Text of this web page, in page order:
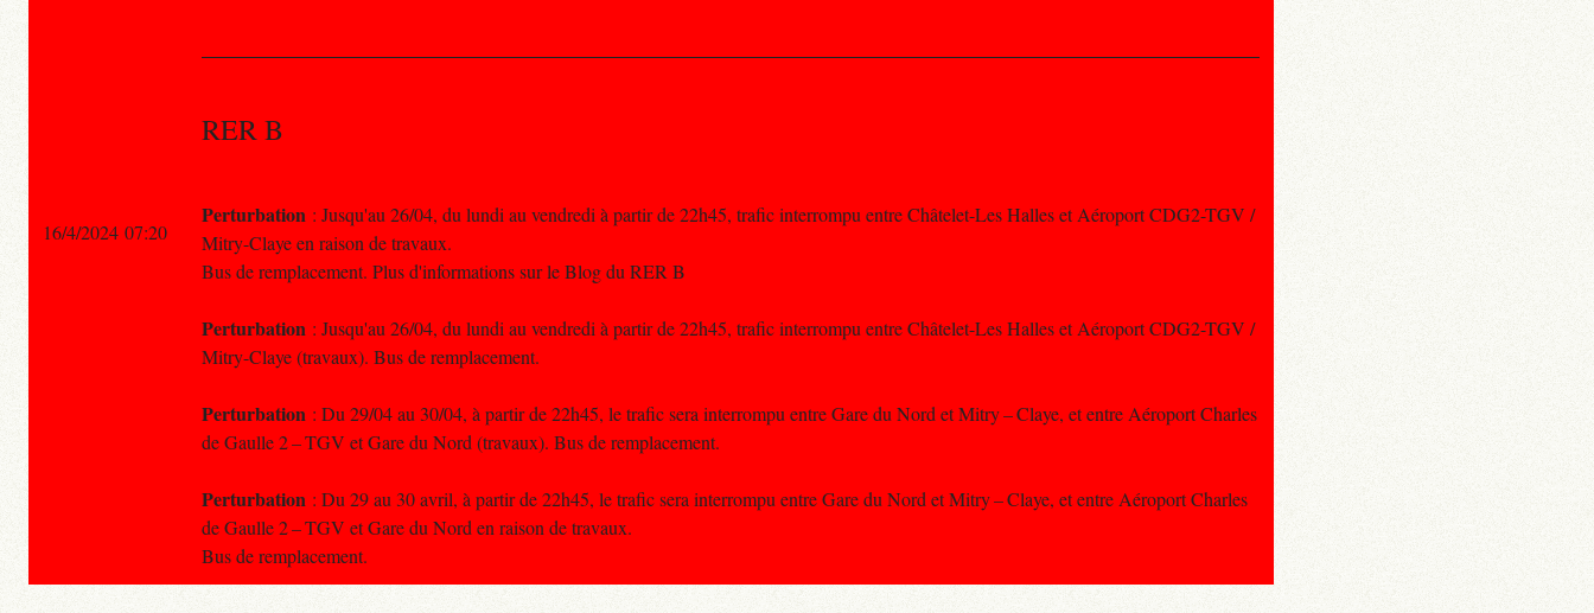
RER B
Perturbation : Jusqu'au 26/04, du lundi au vendredi à partir de 22h45, trafic interrompu entre Châtelet-Les Halles et Aéroport CDG2-TGV /
Mitry-Claye en raison de travaux.
Bus de remplacement. Plus d'informations sur le Blog du RER B
Perturbation : Jusqu'au 26/04, du lundi au vendredi à partir de 22h45, trafic interrompu entre Châtelet-Les Halles et Aéroport CDG2-TGV /
Mitry-Claye (travaux). Bus de remplacement.
Perturbation : Du 29/04 au 30/04, à partir de 22h45, le trafic sera interrompu entre Gare du Nord et Mitry – Claye, et entre Aéroport Charles
de Gaulle 2 – TGV et Gare du Nord (travaux). Bus de remplacement.
Perturbation : Du 29 au 30 avril, à partir de 22h45, le trafic sera interrompu entre Gare du Nord et Mitry – Claye, et entre Aéroport Charles
de Gaulle 2 – TGV et Gare du Nord en raison de travaux.
Bus de remplacement.
16/4/2024 07:20